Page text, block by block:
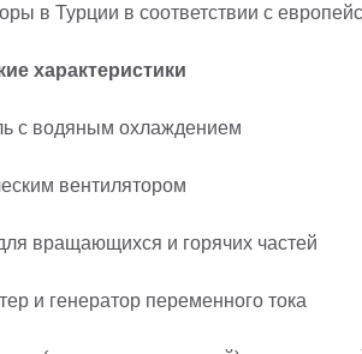
в Турции в соответствии с
характеристики
с водяным охлаждением
вентилятором
вращающихся и горячих частей
и генератор переменного тока